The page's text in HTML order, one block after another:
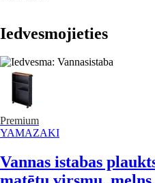
Iedvesmojieties
Premium
YAMAZAKI
Vannas istabas